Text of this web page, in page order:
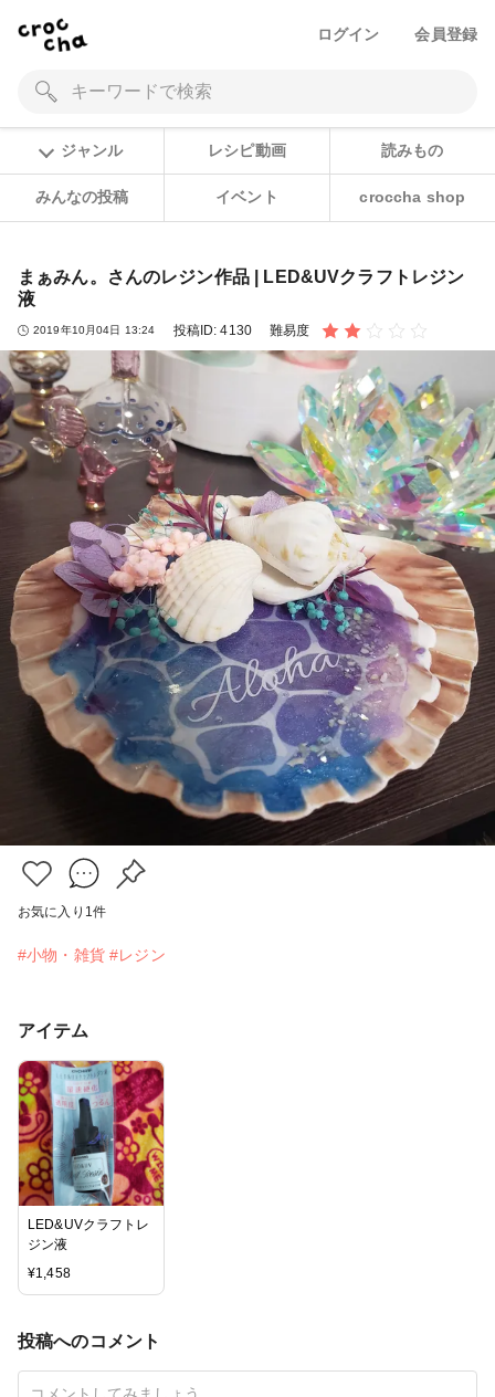
ログイン 会員登録
ジャンル レシピ動画 読みもの
みんなの投稿 イベント croccha shop
まぁみん。さんのレジン作品 | LED&UVクラフトレジン
液
2019年10月04日 13:24 投稿ID:4130 難易度
お気に入り 1 件
#小物・雑貨 #レジン
アイテム
LED&UVクラフトレ
ジン液
¥1,458
投稿へのコメント